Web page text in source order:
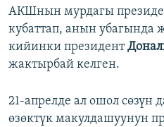
АКШнын мурдагы
кубаттап, анын
кийинки президент
жактырбай келген.
21-апрелде ал ошол сөзүн
өзөктүк макулдашуунун